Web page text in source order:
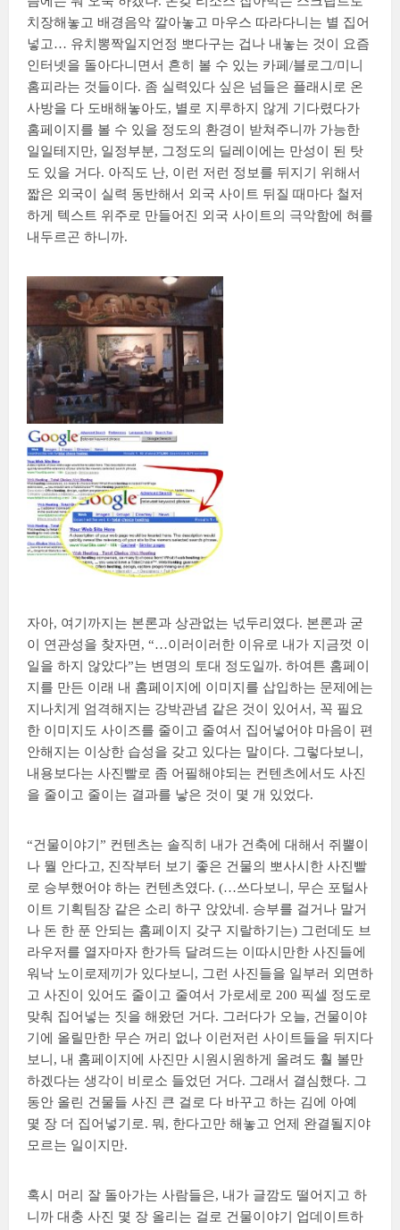
치장해놓고 배경음악 깔아놓고 마우스 따라다니는 별 집어
넣고… 유치뽕짝일지언정 뽀다구는 겁나 내놓는 것이 요즘
인터넷을 돌아다니면서 흔히 볼 수 있는 카페/블로그/미니
홈피라는 것들이다. 좀 실력있다 싶은 넘들은 플래시로 온
사방을 다 도배해놓아도, 별로 지루하지 않게 기다렸다가
홈페이지를 볼 수 있을 정도의 환경이 받쳐주니까 가능한
일일테지만, 일정부분, 그정도의 딜레이에는 만성이 된 탓
도 있을 거다. 아직도 난, 이런 저런 정보를 뒤지기 위해서
짧은 외국이 실력 동반해서 외국 사이트 뒤질 때마다 철저
하게 텍스트 위주로 만들어진 외국 사이트의 극악함에 혀를
내두르곤 하니까.
자아, 여기까지는 본론과 상관없는 넋두리였다. 본론과 굳
이 연관성을 찾자면, “…이러이러한 이유로 내가 지금껏 이
일을 하지 않았다”는 변명의 토대 정도일까. 하여튼 홈페이
지를 만든 이래 내 홈페이지에 이미지를 삽입하는 문제에는
지나치게 엄격해지는 강박관념 같은 것이 있어서, 꼭 필요
한 이미지도 사이즈를 줄이고 줄여서 집어넣어야 마음이 편
안해지는 이상한 습성을 갖고 있다는 말이다. 그렇다보니,
내용보다는 사진빨로 좀 어필해야되는 컨텐츠에서도 사진
을 줄이고 줄이는 결과를 낳은 것이 몇 개 있었다.
“건물이야기” 컨텐츠는 솔직히 내가 건축에 대해서 쥐뿔이
나 뭘 안다고, 진작부터 보기 좋은 건물의 뽀사시한 사진빨
로 승부했어야 하는 컨텐츠였다. (…쓰다보니, 무슨 포털사
이트 기획팀장 같은 소리 하구 앉았네. 승부를 걸거나 말거
나 돈 한 푼 안되는 홈페이지 갖구 지랄하기는) 그런데도 브
라우저를 열자마자 한가득 달려드는 이따시만한 사진들에
워낙 노이로제끼가 있다보니, 그런 사진들을 일부러 외면하
고 사진이 있어도 줄이고 줄여서 가로세로 200 픽셀 정도로
맞춰 집어넣는 짓을 해왔던 거다. 그러다가 오늘, 건물이야
기에 올릴만한 무슨 꺼리 없나 이런저런 사이트들을 뒤지다
보니, 내 홈페이지에 사진만 시원시원하게 올려도 훨 볼만
하겠다는 생각이 비로소 들었던 거다. 그래서 결심했다. 그
동안 올린 건물들 사진 큰 걸로 다 바꾸고 하는 김에 아예
몇 장 더 집어넣기로. 뭐, 한다고만 해놓고 언제 완결될지야
모르는 일이지만.
혹시 머리 잘 돌아가는 사람들은, 내가 글깜도 떨어지고 하
니까 대충 사진 몇 장 올리는 걸로 건물이야기 업데이트하